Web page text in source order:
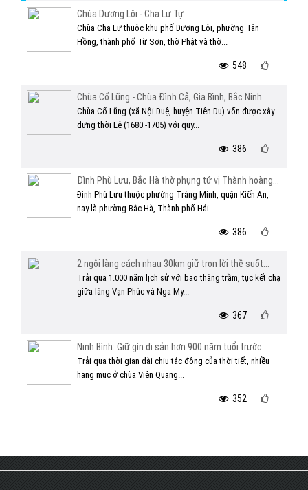
Chùa Dương Lôi - Cha Lư Tự
Chùa Cha Lư thuộc khu phố Dương Lôi, phường Tân
Hồng, thành phố Từ Sơn, thờ Phật và thờ...
548
Chùa Cổ Lũng - Chùa Đình Cả, Gia Bình, Bắc Ninh
Chùa Cổ Lũng (xã Nội Duệ, huyện Tiên Du) vốn được xây
dựng thời Lê (1680 -1705) với quy...
386
Đình Phù Lưu, Bắc Hà thờ phụng tứ vị Thành hoàng...
Đình Phù Lưu thuộc phường Tràng Minh, quận Kiến An,
nay là phường Bắc Hà, Thành phố Hải...
386
2 ngôi làng cách nhau 30km giữ trọn lời thề suốt...
Trải qua 1.000 năm lịch sử với bao thăng trầm, tục kết chạ
giữa làng Vạn Phúc và Nga My...
367
Ninh Bình: Giữ gìn di sản hơn 900 năm tuổi trước...
Trải qua thời gian dài chịu tác động của thời tiết, nhiều
hạng mục ở chùa Viên Quang...
352